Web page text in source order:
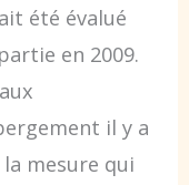
été évalué
en 2009.
il y a
mesure qui